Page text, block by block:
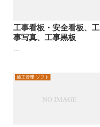
工事看板・安全看板、工
事写真、工事黒板
...
施工管理 ソフト